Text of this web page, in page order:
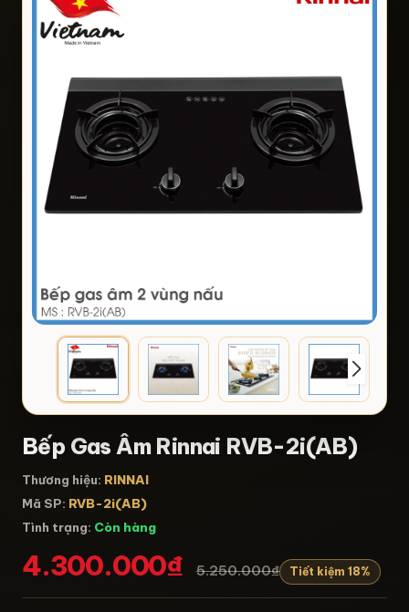
Bếp Gas Âm Rinnai RVB-2i(AB)
Thương hiệu: RINNAI
Mã SP: RVB-2i(AB)
Tình trạng: Còn hàng
4.300.000₫ 5.250.000₫ Tiết kiệm 18%